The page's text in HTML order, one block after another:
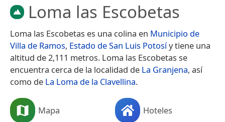
Loma las Escobetas
Loma las Escobetas es una colina en Municipio de
Villa de Ramos, Estado de San Luis Potosíy tiene una
altitud de 2,111 metros. Loma las Escobetas se
encuentra cerca de la localidad de La Granjena, así
como de La Loma de la Clavellina.
Mapa Hoteles